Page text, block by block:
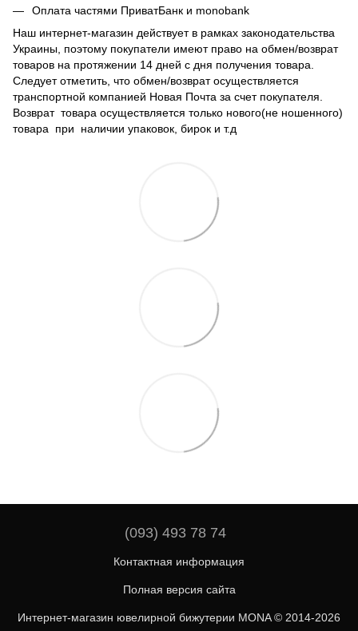
Оплата частями ПриватБанк и monobank
Наш интернет-магазин действует в рамках законодательства
Украины, поэтому покупатели имеют право на обмен/возврат
товаров на протяжении 14 дней с дня получения товара.
Следует отметить, что обмен/возврат осуществляется
транспортной компанией Новая Почта за счет покупателя.
Возврат товара осуществляется только нового(не ношенного)
товара при наличии упаковок, бирок и т.д
(093) 493 78 74
Контактная информация
Полная версия сайта
Интернет-магазин ювелирной бижутерии MONA © 2014-2026